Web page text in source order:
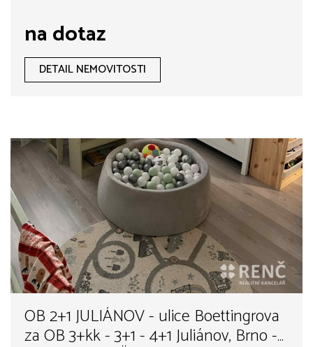
na dotaz
DETAIL NEMOVITOSTI
OB 2+1 JULIÁNOV - ulice Boettingrova
za OB 3+kk - 3+1 - 4+1 Juliánov, Brno -